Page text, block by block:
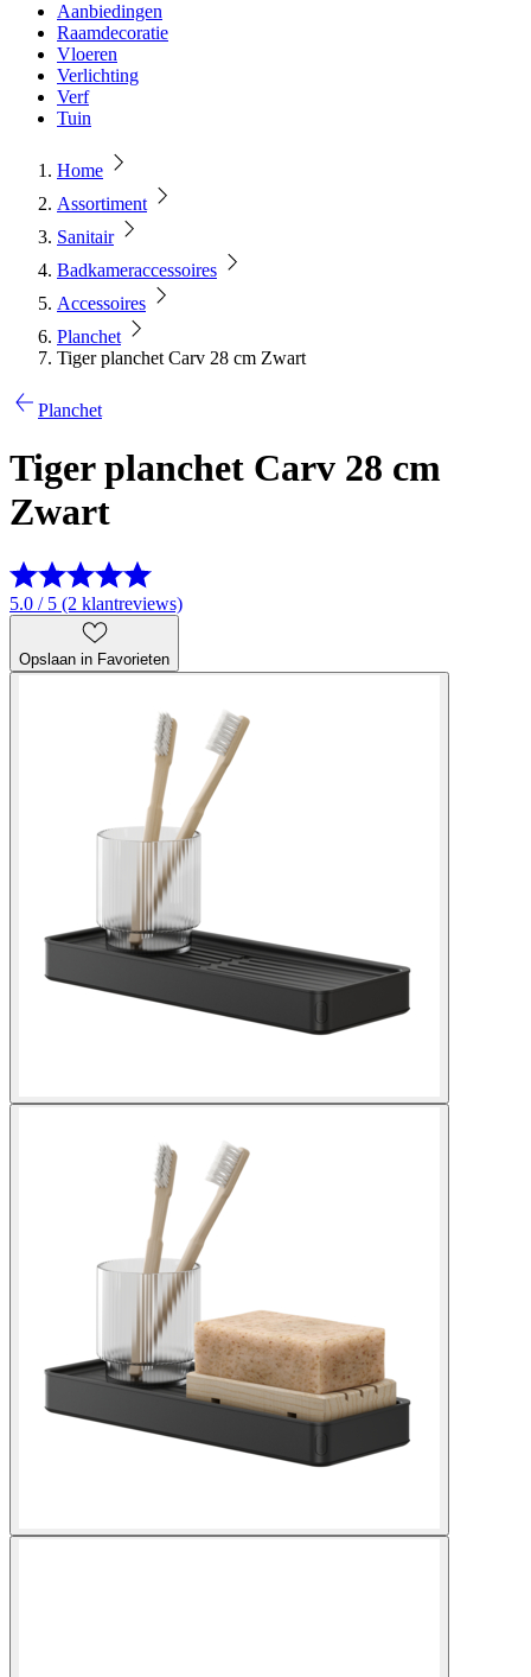
Aanbiedingen
Raamdecoratie
Vloeren
Verlichting
Verf
Tuin
Home
Assortiment
Sanitair
Badkameraccessoires
Accessoires
Planchet
Tiger planchet Carv 28 cm Zwart
Planchet
Tiger planchet Carv 28 cm
Zwart
5.0 / 5 (2 klantreviews)
Opslaan in Favorieten